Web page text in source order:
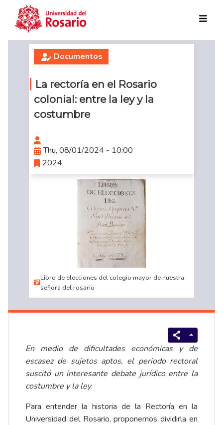
Skip to main content
Documentos
La rectoría en el Rosario
colonial: entre la ley y la
costumbre
Thu, 08/01/2024 - 10:00
2024
Libro de elecciones del colegio mayor de nuestra
señora del rosario
En medio de dificultades económicas y de
escasez de sujetos aptos, el periodo rectoral
suscitó un interesante debate jurídico entre la
costumbre y la ley.
Para entender la historia de la Rectoría en la
Universidad del Rosario, proponemos dividirla en